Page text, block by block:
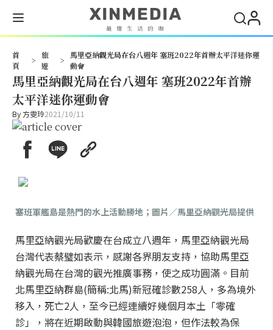
首
頁
>
旅
遊
>
馬里亞納觀光局在台八週年 塞班2022年首辦太平洋迷你運
動會
馬里亞納觀光局在台八週年 塞班2022年首辦
太平洋迷你運動會
By方雯玲2021/10/11
塞班軍艦島是熱門的水上活動勝地；圖片／馬里亞納觀光局提供
馬里亞納觀光局歡慶在台成立八週年，馬里亞納觀光局
台灣代表蔡璧如表示，感謝各界朋友支持，協助馬里亞
納觀光局在台灣的觀光推廣事務，使之成功圓滿。目前
北馬里亞納群島(簡稱:北馬)新冠確診數258人，多為境外
移入，死亡2人，至今已經連續好幾個月本土「零確
診」，將在近期啟動與韓國旅遊泡泡，但作法較為保